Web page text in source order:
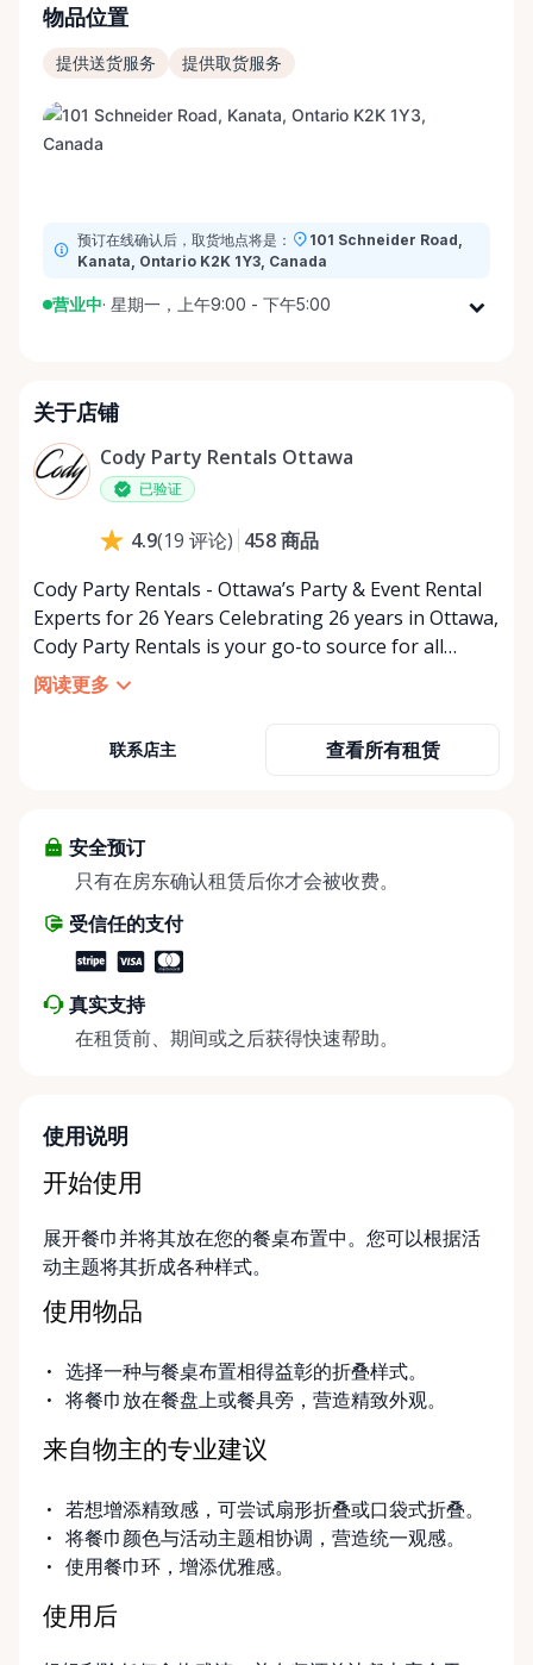
物品位置
提供送货服务 提供取货服务
预订在线确认后，取货地点将是：
101 Schneider Road,
Kanata, Ontario K2K 1Y3, Canada
营业中· 星期一，上午9:00 - 下午5:00
星期三
星期四
上午9:00 - 下午5:00
星期五
关于店铺
Cody Party Rentals Ottawa
已验证
4.9(19 评论) 458商品
Cody Party Rentals - Ottawa’s Party & Event Rental
Experts for 26 Years Celebrating 26 years in Ottawa,
Cody Party Rentals is your go-to source for all
things party and event rentals. We’re proud to be a
partner of Rent Anything, expanding our offerings
At Cody Party Rentals, we believe in the power of
about more than just saving money; it’s about
helping people enjoy more for less while making a
share instead of buy, we’re all doing our part to
make things easier on Mother Nature.
阅读更多
联系店主 查看所有租赁
安全预订
只有在房东确认租赁后你才会被收费。
受信任的支付
真实支持
在租赁前、期间或之后获得快速帮助。
使用说明
开始使用
展开餐巾并将其放在您的餐桌布置中。您可以根据活
动主题将其折成各种样式。
使用物品
选择一种与餐桌布置相得益彰的折叠样式。
将餐巾放在餐盘上或餐具旁，营造精致外观。
来自物主的专业建议
若想增添精致感，可尝试扇形折叠或口袋式折叠。
将餐巾颜色与活动主题相协调，营造统一观感。
使用餐巾环，增添优雅感。
使用后